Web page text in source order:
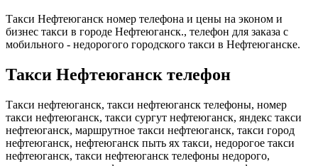
Такси Нефтеюганск номер телефона и цены на эконом и
бизнес такси в городе Нефтеюганск., телефон для заказа с
мобильного - недорогого городского такси в Нефтеюганске.
Такси Нефтеюганск телефон
Такси нефтеюганск, такси нефтеюганск телефоны, номер
такси нефтеюганск, такси сургут нефтеюганск, яндекс такси
нефтеюганск, маршрутное такси нефтеюганск, такси город
нефтеюганск, нефтеюганск пыть ях такси, недорогое такси
нефтеюганск, такси нефтеюганск телефоны недорого,